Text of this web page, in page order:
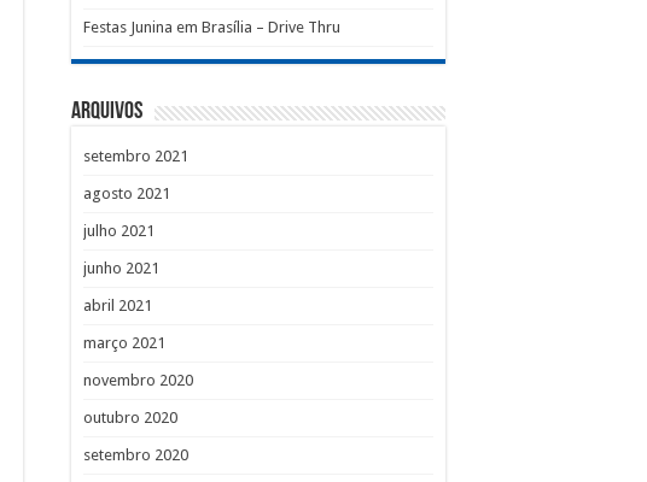
Festas Junina em Brasília – Drive Thru
Arquivos
setembro 2021
agosto 2021
julho 2021
junho 2021
abril 2021
março 2021
novembro 2020
outubro 2020
setembro 2020